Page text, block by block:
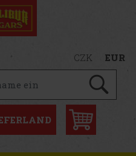
CZK EUR